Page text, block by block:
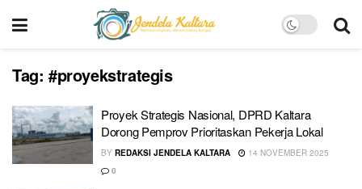
Tag: #proyekstrategis
Proyek Strategis Nasional, DPRD Kaltara
Dorong Pemprov Prioritaskan Pekerja Lokal
BY REDAKSI JENDELA KALTARA
14 NOVEMBER 2025
0